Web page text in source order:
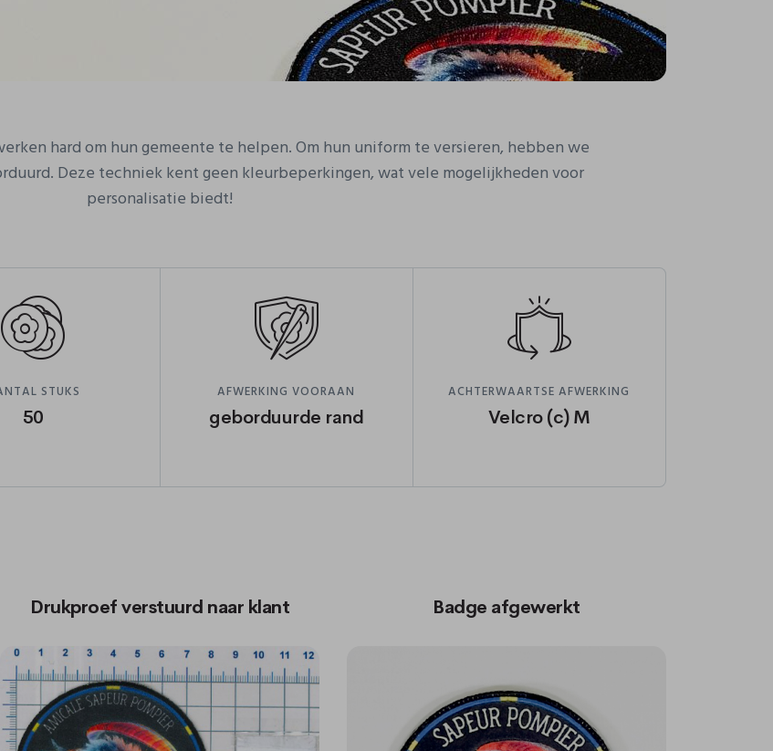
hard om hun gemeente te helpen. Om hun uniform te versieren, hebben we
Deze techniek kent geen kleurbeperkingen, wat vele mogelijkheden voor
personalisatie biedt!
STUKS
50
AFWERKING VOORAAN
geborduurde rand
ACHTERWAARTSE AFWERKING
Velcro (c) M
Drukproef verstuurd naar klant Badge afgewerkt